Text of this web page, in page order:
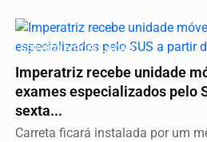
SERVIÇO A POPULAÇÃO
Imperatriz recebe unidade
exames especializados pelo
sexta...
Carreta ficará instalada por um